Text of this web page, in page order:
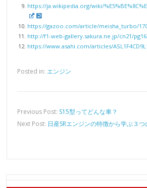
https://ja.wikipedia.org/wiki/
https://gazoo.com/article/meisha_turbo/
http://f1-web-gallery.sakura.ne.jp/cn21/
https://www.asahi.com/articles/
Posted in: エンジン
Previous Post: S15型ってどんな車？
Next Post: 日産SRエンジンの特徴から学ぶ３